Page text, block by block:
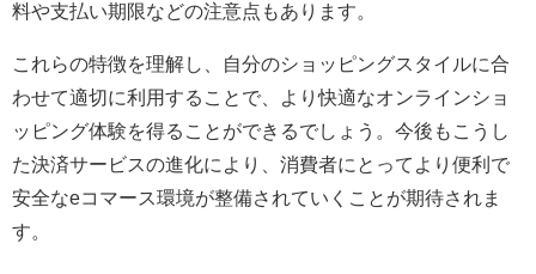
料や支払い期限などの注意点もあります。
これらの特徴を理解し、自分のショッピングスタイルに合
わせて適切に利用することで、より快適なオンラインショ
ッピング体験を得ることができるでしょう。今後もこうし
た決済サービスの進化により、消費者にとってより便利で
安全なeコマース環境が整備されていくことが期待されま
す。